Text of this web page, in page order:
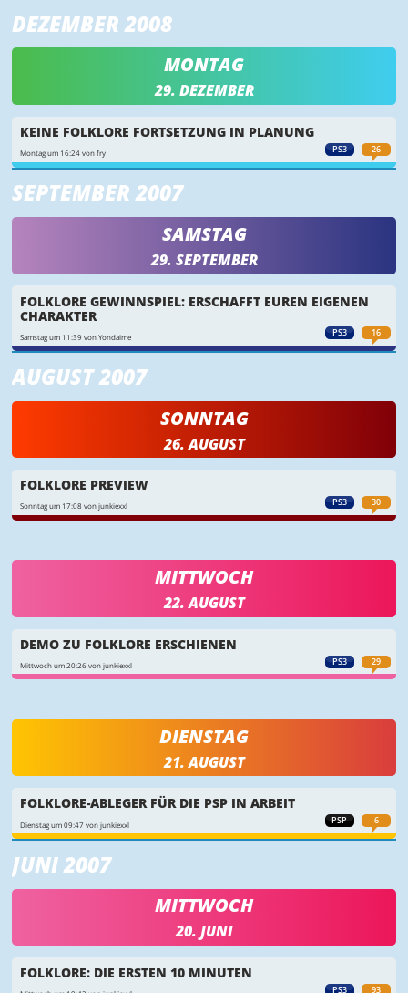
DEZEMBER 2008
MONTAG
29. DEZEMBER
PS3 26
KEINE FOLKLORE FORTSETZUNG IN PLANUNG
Montag um 16:24 von fry
SEPTEMBER 2007
SAMSTAG
29. SEPTEMBER
PS3 16
FOLKLORE GEWINNSPIEL: ERSCHAFFT EUREN EIGENEN
CHARAKTER
Samstag um 11:39 von Yondaime
AUGUST 2007
SONNTAG
26. AUGUST
PS3 30
FOLKLORE PREVIEW
Sonntag um 17:08 von junkiexxl
MITTWOCH
22. AUGUST
PS3 29
DEMO ZU FOLKLORE ERSCHIENEN
Mittwoch um 20:26 von junkiexxl
DIENSTAG
21. AUGUST
PSP 6
FOLKLORE-ABLEGER FÜR DIE PSP IN ARBEIT
Dienstag um 09:47 von junkiexxl
JUNI 2007
MITTWOCH
20. JUNI
PS3 93
FOLKLORE: DIE ERSTEN 10 MINUTEN